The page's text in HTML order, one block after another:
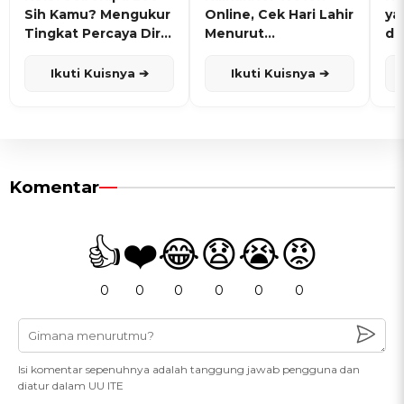
Sih Kamu? Mengukur
Tingkat Percaya Diri
Ikuti Kuisnya ➔
Online, Cek Hari Lahir
Menurut
Ikuti Kuisnya ➔
Komentar
👍
0
❤️
0
😂
0
😧
0
😭
0
😡
0
Isi komentar sepenuhnya adalah tanggung jawab pengguna dan
diatur dalam UU ITE